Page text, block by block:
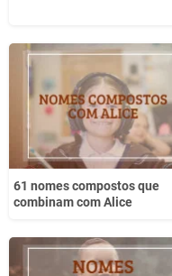
61 nomes compostos que
combinam com Alice